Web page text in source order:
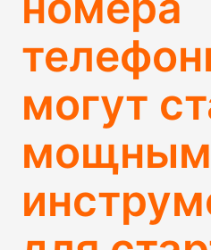
могут
мощным